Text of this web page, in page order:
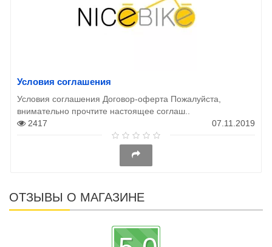
Условия соглашения
Условия соглашения Договор-оферта Пожалуйста,
внимательно прочтите настоящее соглаш..
2417
07.11.2019
ОТЗЫВЫ О МАГАЗИНЕ